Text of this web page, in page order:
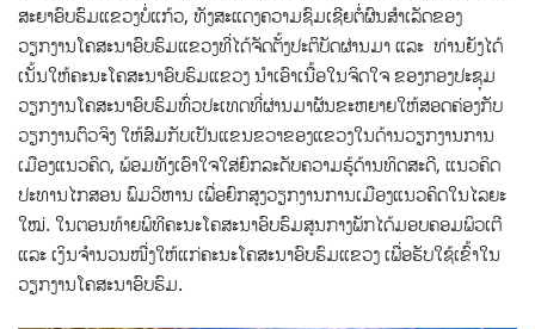
ສະຍາອົບຮົມແຂວງບໍ່ແກ້ວ, ທັງສະແດງຄວາມຊົມເຊີຍຕໍ່ຜົນສຳເລັດຂອງ
ວຽກງານໂຄສະນາອົບຮົມແຂວງທີ່ໄດ້ຈັດຕັ້ງປະຕິບັດຜ່ານມາ ແລະ ທ່ານຍັງໄດ້
ເນັ້ນໃຫ້ຄະນະໂຄສະນາອົບຮົມແຂວງ ນຳເອົາເນື້ອໃນຈິດໃຈ ຂອງກອງປະຊຸມ
ວຽກງານໂຄສະນາອົບຮົມທົ່ວປະເທດທີ່ຜ່ານມາຜັນຂະຫຍາຍໃຫ້ສອດຄ່ອງກັບ
ວຽກງານຕົວຈິງ ໃຫ້ສົມກັບເປັນແຂນຂວາຂອງແຂວງໃນດ້ານວຽກງານການ
ເມືອງແນວຄິດ, ພ້ອມທັງເອົາໃຈໃສ່ຍົກລະດັບຄວາມຮູ້ດ້ານທິດສະດີ, ແນວຄິດ
ປະທານໄກສອນ ພົມວິຫານ ເພື່ອຍົກສູງວຽກງານການເມືອງແນວຄິດໃນໄລຍະ
ໃໝ່. ໃນຕອນທ້າຍພິທີຄະນະໂຄສະນາອົບຮົມສູນກາງພັກໄດ້ມອບຄອມພິວເຕີ
ແລະ ເງິນຈຳນວນໜື່ງໃຫ້ແກ່ຄະນະໂຄສະນາອົບຮົມແຂວງ ເພື່ອຮັບໃຊ້ເຂົ້າໃນ
ວຽກງານໂຄສະນາອົບຮົມ.